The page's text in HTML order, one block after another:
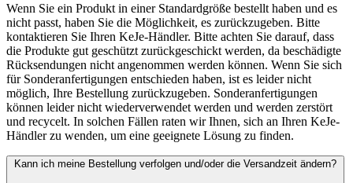
Wenn Sie ein Produkt in einer Standardgröße bestellt haben und es
nicht passt, haben Sie die Möglichkeit, es zurückzugeben. Bitte
kontaktieren Sie Ihren KeJe-Händler. Bitte achten Sie darauf, dass
die Produkte gut geschützt zurückgeschickt werden, da beschädigte
Rücksendungen nicht angenommen werden können. Wenn Sie sich
für Sonderanfertigungen entschieden haben, ist es leider nicht
möglich, Ihre Bestellung zurückzugeben. Sonderanfertigungen
können leider nicht wiederverwendet werden und werden zerstört
und recycelt. In solchen Fällen raten wir Ihnen, sich an Ihren KeJe-
Händler zu wenden, um eine geeignete Lösung zu finden.
Kann ich meine Bestellung verfolgen und/oder die Versandzeit ändern?